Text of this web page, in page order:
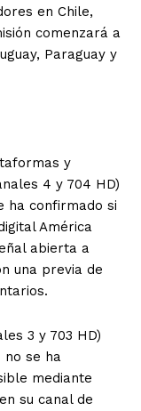
en Chile,
comenzará a
Paraguay y
y
4 y 704 HD)
ha confirmado si
América
abierta a
una previa de
3 y 703 HD)
no se ha
mediante
su canal de